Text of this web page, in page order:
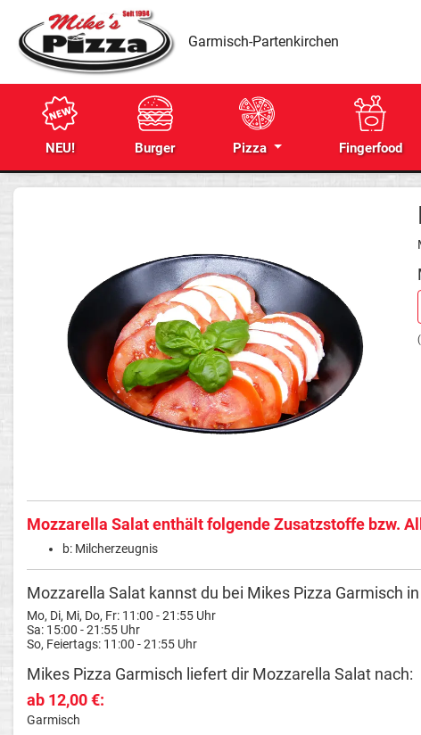
Garmisch-Partenkirchen
NEU! Burger Pizza Fingerfood
Mozzarella Salat enthält folgende Zusatzstoffe bzw.
b: Milcherzeugnis
Mozzarella Salat kannst du bei Mikes Pizza Garmisch
Mo, Di, Mi, Do, Fr: 11:00 - 21:55 Uhr
Sa: 15:00 - 21:55 Uhr
So, Feiertags: 11:00 - 21:55 Uhr
Mikes Pizza Garmisch liefert dir Mozzarella Salat nach:
ab 12,00 €:
Garmisch